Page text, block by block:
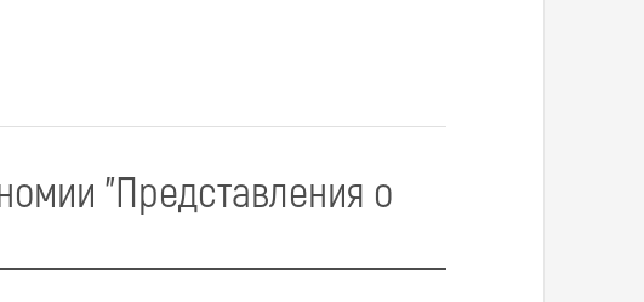
"Представления о